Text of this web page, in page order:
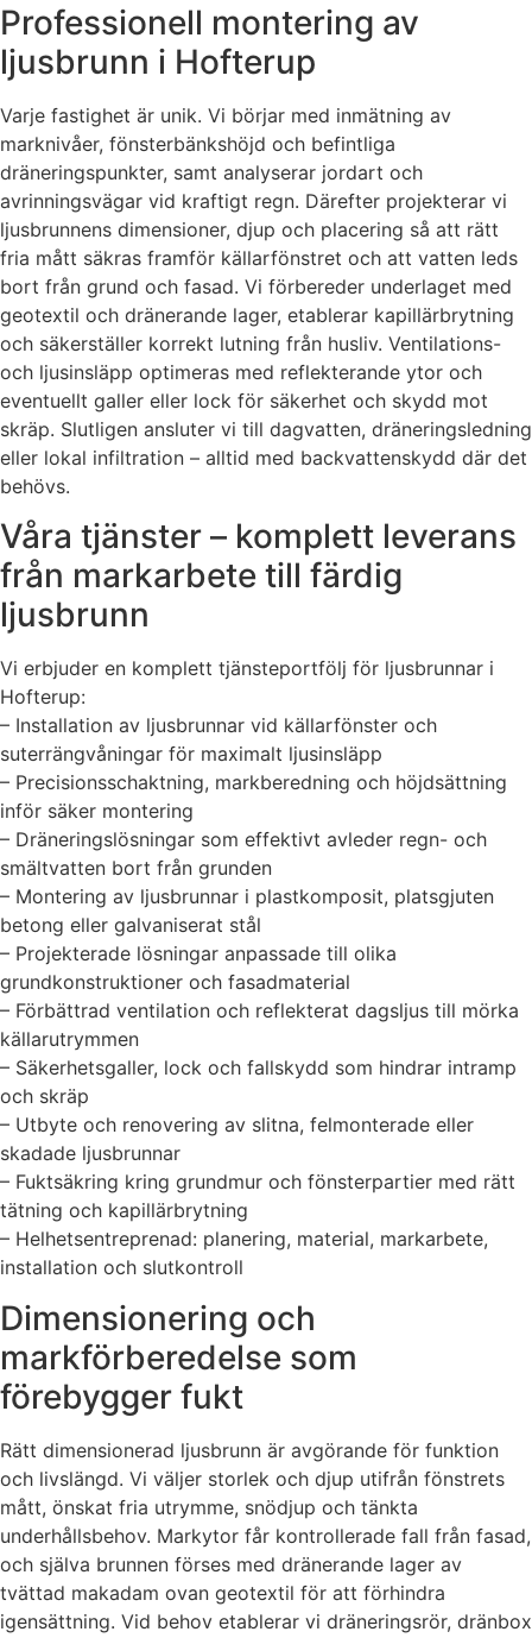
Professionell montering av
ljusbrunn i Hofterup
Varje fastighet är unik. Vi börjar med inmätning av
marknivåer, fönsterbänkshöjd och befintliga
dräneringspunkter, samt analyserar jordart och
avrinningsvägar vid kraftigt regn. Därefter projekterar vi
ljusbrunnens dimensioner, djup och placering så att rätt
fria mått säkras framför källarfönstret och att vatten leds
bort från grund och fasad. Vi förbereder underlaget med
geotextil och dränerande lager, etablerar kapillärbrytning
och säkerställer korrekt lutning från husliv. Ventilations-
och ljusinsläpp optimeras med reflekterande ytor och
eventuellt galler eller lock för säkerhet och skydd mot
skräp. Slutligen ansluter vi till dagvatten, dräneringsledning
eller lokal infiltration – alltid med backvattenskydd där det
behövs.
Våra tjänster – komplett leverans
från markarbete till färdig
ljusbrunn
Vi erbjuder en komplett tjänsteportfölj för ljusbrunnar i
Hofterup:
– Installation av ljusbrunnar vid källarfönster och
suterrängvåningar för maximalt ljusinsläpp
– Precisionsschaktning, markberedning och höjdsättning
inför säker montering
– Dräneringslösningar som effektivt avleder regn- och
smältvatten bort från grunden
– Montering av ljusbrunnar i plastkomposit, platsgjuten
betong eller galvaniserat stål
– Projekterade lösningar anpassade till olika
grundkonstruktioner och fasadmaterial
– Förbättrad ventilation och reflekterat dagsljus till mörka
källarutrymmen
– Säkerhetsgaller, lock och fallskydd som hindrar intramp
och skräp
– Utbyte och renovering av slitna, felmonterade eller
skadade ljusbrunnar
– Fuktsäkring kring grundmur och fönsterpartier med rätt
tätning och kapillärbrytning
– Helhetsentreprenad: planering, material, markarbete,
installation och slutkontroll
Dimensionering och
markförberedelse som
förebygger fukt
Rätt dimensionerad ljusbrunn är avgörande för funktion
och livslängd. Vi väljer storlek och djup utifrån fönstrets
mått, önskat fria utrymme, snödjup och tänkta
underhållsbehov. Markytor får kontrollerade fall från fasad,
och själva brunnen förses med dränerande lager av
tvättad makadam ovan geotextil för att förhindra
igensättning. Vid behov etablerar vi dräneringsrör, dränbox